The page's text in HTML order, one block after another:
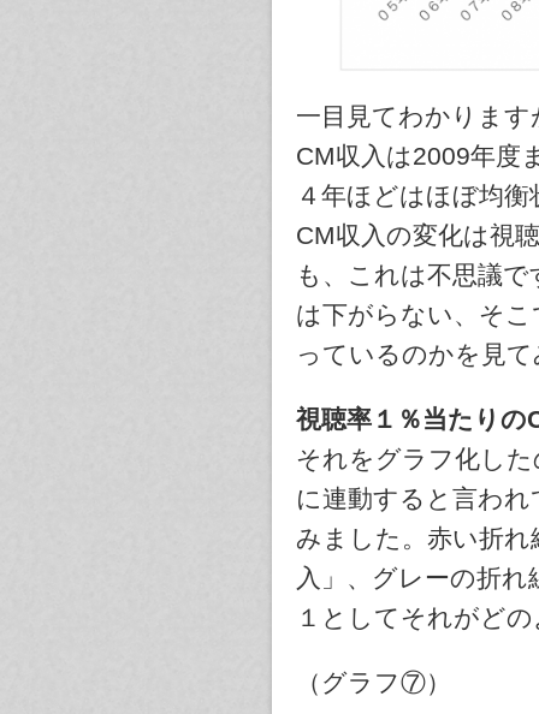
一目見てわかりま
CM収入は2009年度
４年ほどはほぼ均衡
CM収入の変化は視
も、これは不思議
は下がらない、そ
っているのかを見
視聴率１％当たり
それをグラフ化し
に連動すると言わ
みました。赤い折
入」、グレーの折
１としてそれがど
（グラフ⑦）